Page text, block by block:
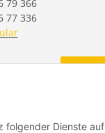
79 366
77 336
Dienste